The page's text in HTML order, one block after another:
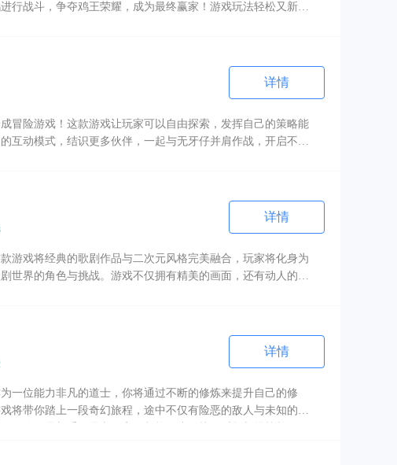
行战斗，争夺鸡王荣耀，成为最终赢家！游戏玩法轻松又新
详情
冒险游戏！这款游戏让玩家可以自由探索，发挥自己的策略能
互动模式，结识更多伙伴，一起与无牙仔并肩作战，开启不同
详情
游戏将经典的歌剧作品与二次元风格完美融合，玩家将化身为
世界的角色与挑战。游戏不仅拥有精美的画面，还有动人的背
详情
一位能力非凡的道士，你将通过不断的修炼来提升自己的修
将带你踏上一段奇幻旅程，途中不仅有险恶的敌人与未知的危